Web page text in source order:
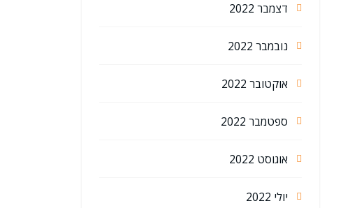
דצמבר 2022
נובמבר 2022
אוקטובר 2022
ספטמבר 2022
אוגוסט 2022
יולי 2022